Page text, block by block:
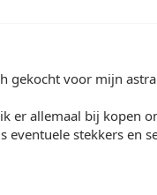
gekocht voor mijn
er allemaal bij kopen
eventuele stekkers en